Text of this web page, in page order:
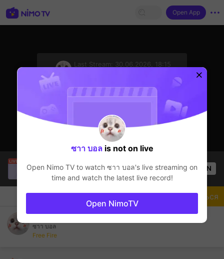
Open App
Last Stream:
30.06.2026, 18:15
philipiptv
Free Fire
49 Views OPEN
Чат Стример
ซาา บอล
Free Fire
Подписаться
ซาา บอลis not on live
Open Nimo TV to watch ซาา บอล's live streaming on
time and watch the latest live record!
Open NimoTV
sentinelEnd